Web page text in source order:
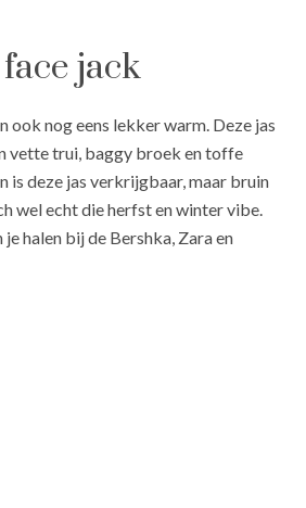
jack
ook nog eens lekker warm. Deze jas
vette trui, baggy broek en toffe
is deze jas verkrijgbaar, maar bruin
wel echt die herfst en winter vibe.
je halen bij de Bershka, Zara en